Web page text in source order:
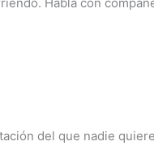
del que nadie